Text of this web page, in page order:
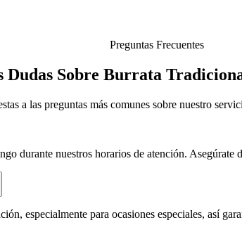
Preguntas Frecuentes
Dudas Sobre Burrata
a las preguntas más comunes sobre nuestro
durante nuestros horarios de atención. Asegúrate
especialmente para ocasiones especiales, así